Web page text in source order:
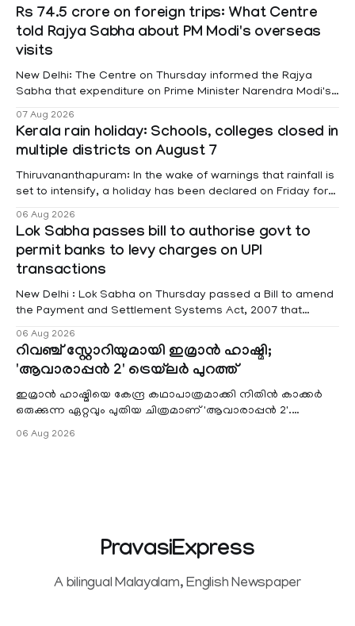
Rs 74.5 crore on foreign trips: What Centre
told Rajya Sabha about PM Modi's overseas
visits
New Delhi: The Centre on Thursday informed the Rajya
Sabha that expenditure on Prime Minister Narendra Modi's
information was provided by Minister of State for External
Affairs Pabitra Margherita in a written reply to questions
raised
07 Aug 2026
Kerala rain holiday: Schools, colleges closed in
multiple districts on August 7
Thiruvananthapuram: In the wake of warnings that rainfall is
set to intensify, a holiday has been declared on Friday for
Kottayam, Wayanad and Kasaragod districts. Meanwhile, a
red alert remains in place on Thursday for Kottayam,
Pathanamtitta and Idukki districts. Following a red alert on
06 Aug 2026
Lok Sabha passes bill to authorise govt to
permit banks to levy charges on UPI
transactions
New Delhi : Lok Sabha on Thursday passed a Bill to amend
the Payment and Settlement Systems Act, 2007 that
service providers to levy charges on payments through
unified payments interface (UPI) and other notified
electronic payment modes. The amendment passed by the
06 Aug 2026
റിവഞ്ച് സ്റ്റോറിയുമായി ഇമ്രാൻ ഹാഷ്മി;
'ആവാരാപ്പൻ 2' ട്രെയ്‌ലർ പുറത്ത്
ഇമ്രാൻ ഹാഷ്മിയെ കേന്ദ്ര കഥാപാത്രമാക്കി നിതിൻ കാക്കർ
ഒരുക്കുന്ന ഏറ്റവും പുതിയ ചിത്രമാണ് 'ആവാരാപ്പൻ 2'.
06 Aug 2026
PravasiExpress
A bilingual Malayalam, English Newspaper